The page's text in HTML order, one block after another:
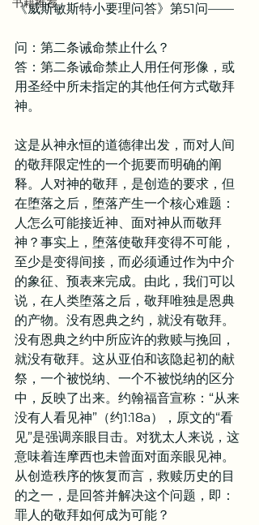
《威斯敏斯特小要理问答》第51问——
问：第二条诫命禁止什么？
答：第二条诫命禁止人用任何形像，或
用圣经中所未指定的其他任何方式敬拜
神。
这是从神永恒的道德律出发，而对人间
的敬拜限定性的一个扼要而明确的阐
释。人对神的敬拜，是创造的要求，但
在堕落之后，堕落产生一个核心难题：
人怎么可能接近神、面对神从而敬拜
神？事实上，堕落使敬拜变得不可能，
至少是变得间接，而必须通过作为中介
的象征、预表来完成。由此，我们可以
说，在人类堕落之后，敬拜唯独是恩典
的产物。没有恩典之约，就没有敬拜。
没有恩典之约中所应许的救赎与挽回，
就没有敬拜。这从亚伯和该隐起初的献
祭，一个被悦纳、一个不被悦纳的区分
中，反映了出来。约翰福音宣称：“从来
没有人看见神”（约1:18a），原文的“看
见”是强调亲眼目击。对犹太人来说，这
意味着连摩西也未曾面对面亲眼见神。
从创造秩序的恢复而言，救赎历史的目
的之一，是回答并解决这个问题，即：
罪人的敬拜如何成为可能？